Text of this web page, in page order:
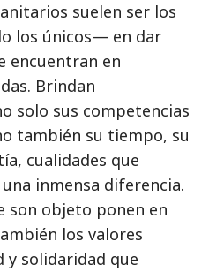
suelen ser los
los únicos— en dar
encuentran en
Brindan
solo sus competencias
también su tiempo, su
cualidades que
inmensa diferencia.
son objeto ponen en
los valores
y solidaridad que